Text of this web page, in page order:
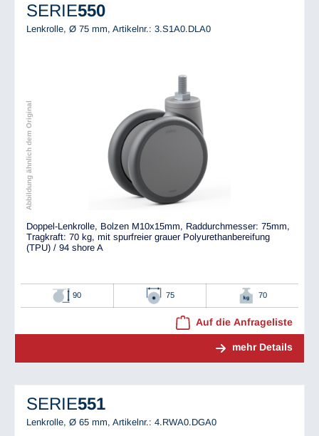
SERIE550
Lenkrolle, Ø 75 mm, Artikelnr.: 3.S1A0.DLA0
Abbildung ähnlich dem Original
Doppel-Lenkrolle, Bolzen M10x15mm, Raddurchmesser: 75mm,
Tragkraft: 70 kg, mit spurfreier grauer Polyurethanbereifung
(TPU) / 94 shore A
90 75 70
Auf die Anfrageliste
mehr Details
SERIE551
Lenkrolle, Ø 65 mm, Artikelnr.: 4.RWA0.DGA0